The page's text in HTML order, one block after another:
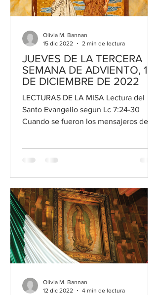
JUEVES DE LA TERCERA
SEMANA DE ADVIENTO, 15
DE DICIEMBRE DE 2022
LECTURAS DE LA MISA Lectura del
Santo Evangelio segun Lc 7:24-30
Cuando se fueron los mensajeros de
Olivia M. Bannan
15 dic 2022
2 min de lectura
Olivia M. Bannan
12 dic 2022
4 min de lectura